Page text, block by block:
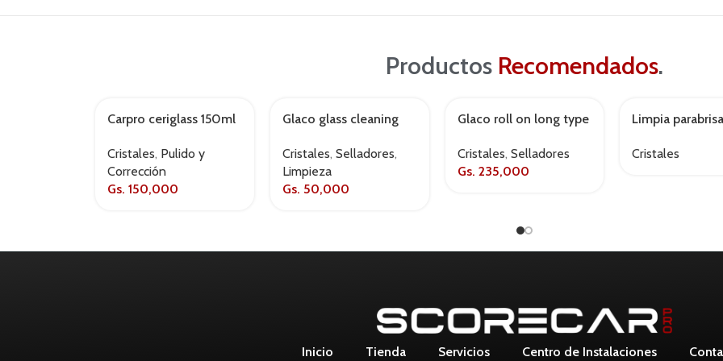
Productos Recomendados.
Carpro ceriglass 150ml
Cristales, Pulido y
Corrección
Gs. 150,000
Glaco glass cleaning
Cristales, Selladores,
Limpieza
Gs. 50,000
Glaco roll on long type
Cristales, Selladores
Gs. 235,000
AGOTADO
Limpia
Cristales
Inicio Tienda Servicios Centro de Instalaciones